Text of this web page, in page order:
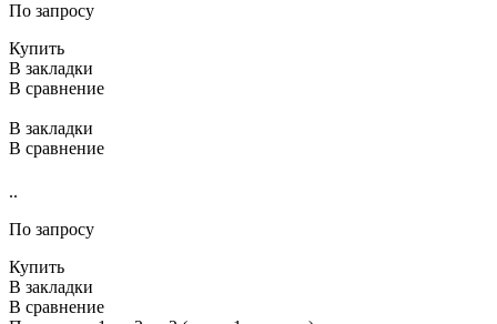
По запросу
Купить
В закладки
В сравнение
В закладки
В сравнение
..
По запросу
Купить
В закладки
В сравнение